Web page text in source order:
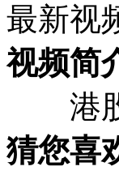
最新视
视频简
港股
猜您喜